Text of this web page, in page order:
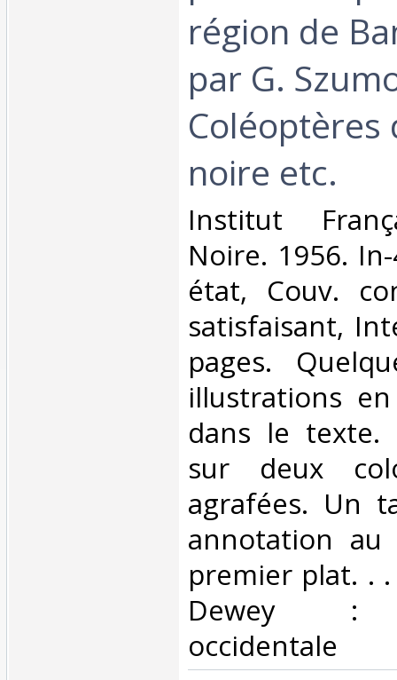
région de
par G.
noire etc.‎
‎Institut
Noire. 1956.
état, Couv.
satisfaisant,
pages.
illustrations
dans le texte.
sur deux
agrafées. Un
annotation
premier plat. .
Dewey :
occidentale‎